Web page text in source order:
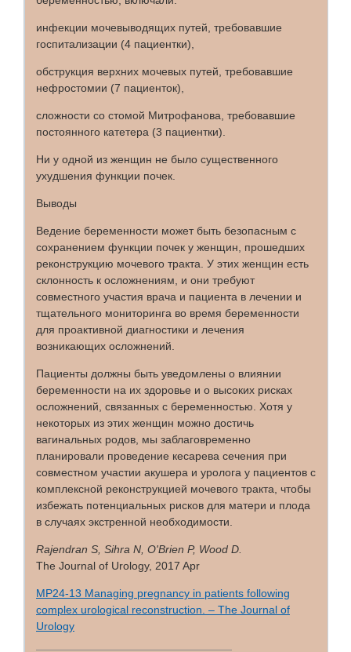
инфекции мочевыводящих путей, требовавшие
госпитализации (4 пациентки),
обструкция верхних мочевых путей, требовавшие
нефростомии (7 пациенток),
сложности со стомой Митрофанова, требовавшие
постоянного катетера (3 пациентки).
Ни у одной из женщин не было существенного
ухудшения функции почек.
Выводы
Ведение беременности может быть безопасным с
сохранением функции почек у женщин, прошедших
реконструкцию мочевого тракта. У этих женщин есть
склонность к осложнениям, и они требуют
совместного участия врача и пациента в лечении и
тщательного мониторинга во время беременности
для проактивной диагностики и лечения
возникающих осложнений.
Пациенты должны быть уведомлены о влиянии
беременности на их здоровье и о высоких рисках
осложнений, связанных с беременностью. Хотя у
некоторых из этих женщин можно достичь
вагинальных родов, мы заблаговременно
планировали проведение кесарева сечения при
совместном участии акушера и уролога у пациентов с
комплексной реконструкцией мочевого тракта, чтобы
избежать потенциальных рисков для матери и плода
в случаях экстренной необходимости.
Rajendran S, Sihra N, O'Brien P, Wood D.
The Journal of Urology, 2017 Apr
MP24-13 Managing pregnancy in patients following
complex urological reconstruction. – The Journal of
Urology